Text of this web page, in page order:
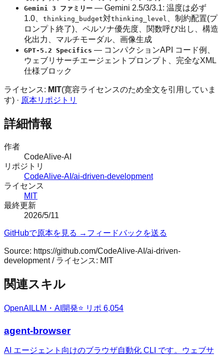
Gemini 3 ファミリー — Gemini 2.5/3/3.1: 温度は必ず
1.0、 thinking_budget対thinking_level
、制約配置(プ
ロンプト終了)、ペルソナ優先度、関数呼び出し、構造
化出力、マルチモーダル、画像生成
GPT-5.2 Specifics — コンパクションAPI コード例、
ウェブリサーチエージェントプロンプト、完全なXML
仕様ブロック
ライセンス: MIT(寛容ライセンスのため全文を引用していま
す) · 原本リポジトリ
詳細情報
作者
CodeAlive-AI
リポジトリ
CodeAlive-AI/ai-driven-development
ライセンス
MIT
最終更新
2026/5/11
GitHubで原本を見る → フィードバックを送る
Source: https://github.com/CodeAlive-AI/ai-driven-
development/ ライセンス: MIT
関連スキル
OpenAI LLM・AI開発⭐ リポ 6,054
agent-browser
AI エージェント向けのブラウザ自動化 CLI です。ウェブサ